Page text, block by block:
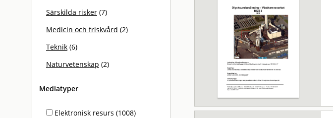
Särskilda risker (7)
Medicin och friskvård (2)
Teknik (6)
Naturvetenskap (2)
Mediatyper
Elektronisk resurs (1008)